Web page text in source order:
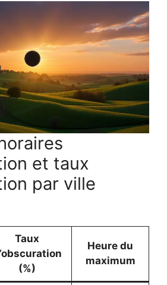
et taux
par ville
Taux
(%)
Heure du
maximum